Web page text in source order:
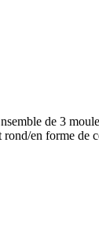
de 3
rond/en forme de